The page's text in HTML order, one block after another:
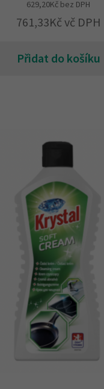
629,20Kč bez DPH
761,33Kč vč DPH
Přidat do košíku